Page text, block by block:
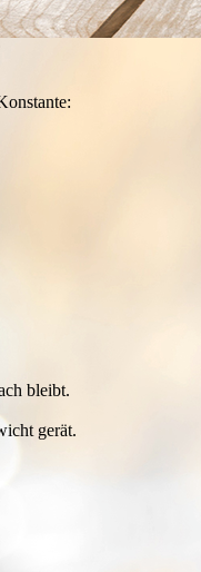
bleibt.
gerät.